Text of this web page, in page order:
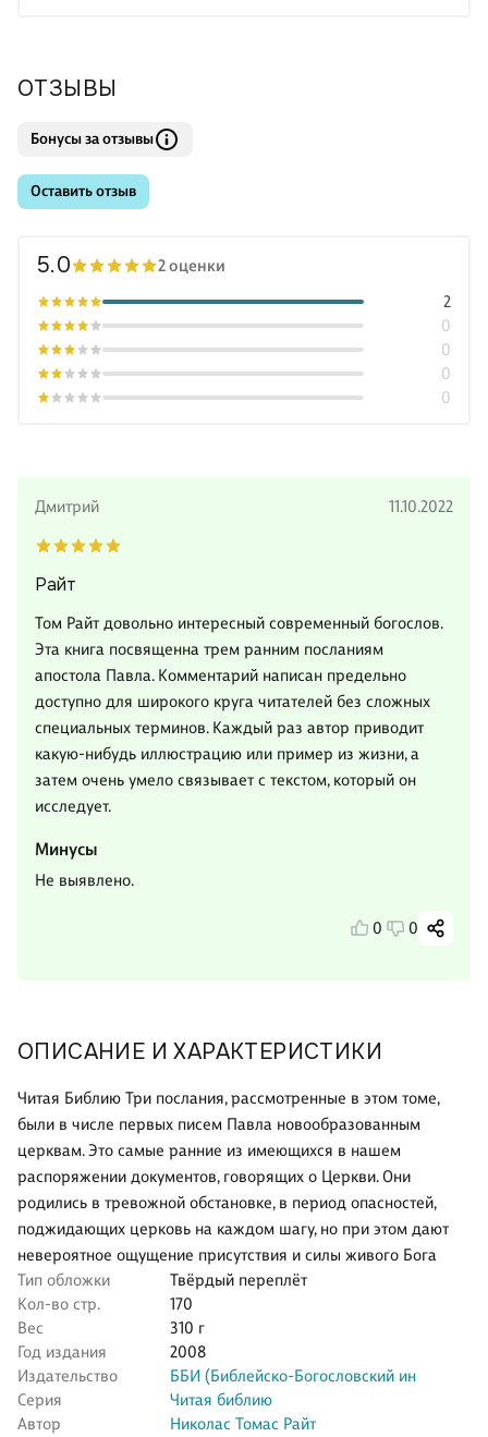
ОПИСАНИЕ И ХАРАКТЕРИСТИКИ
Читая Библию Три послания, рассмотренные в этом томе,
были в числе первых писем Павла новообразованным
церквам. Это самые ранние из имеющихся в нашем
распоряжении документов, говорящих о Церкви. Они
родились в тревожной обстановке, в период опасностей,
поджидающих церковь на каждом шагу, но при этом дают
невероятное ощущение присутствия и силы живого Бога
Тип обложки
Твёрдый переплёт
Кол-во стр.
170
Вес
310 г
Год издания
2008
Издательство
ББИ (Библейско-Богословский ин
Серия
Читая библию
Автор
Николас Томас Райт
ОТЗЫВЫ
Бонусы за отзывы
Оставить отзыв
5.0 2 оценки
0
0
0
0
2
Дмитрий 11.10.2022
Райт
Том Райт довольно интересный современный богослов.
Эта книга посвященна трем ранним посланиям
апостола Павла. Комментарий написан предельно
доступно для широкого круга читателей без сложных
специальных терминов. Каждый раз автор приводит
какую-нибудь иллюстрацию или пример из жизни, а
затем очень умело связывает с текстом, который он
исследует.
Минусы
Не выявлено.
0 0